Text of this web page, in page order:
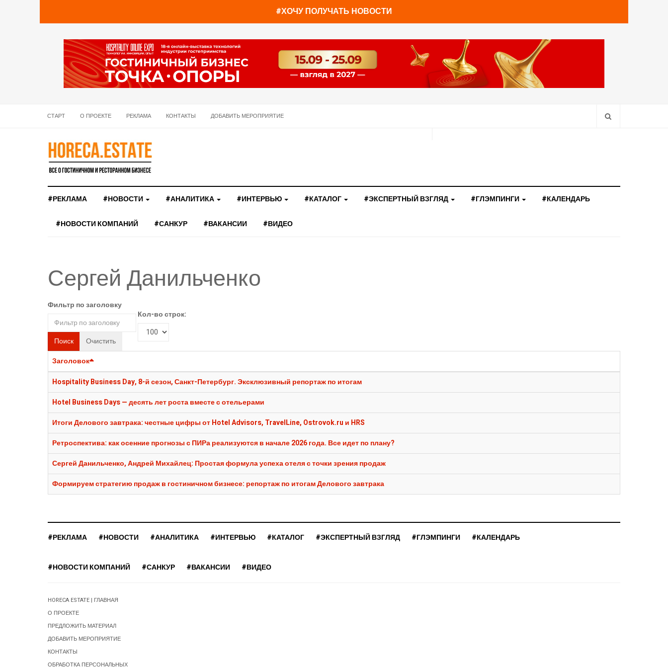
#ХОЧУ ПОЛУЧАТЬ НОВОСТИ
СТАРТ О ПРОЕКТЕ РЕКЛАМА КОНТАКТЫ ДОБАВИТЬ МЕРОПРИЯТИЕ
#РЕКЛАМА #НОВОСТИ #АНАЛИТИКА #ИНТЕРВЬЮ #КАТАЛОГ #ЭКСПЕРТНЫЙ ВЗГЛЯД #ГЛЭМПИНГИ #КАЛЕНДАРЬ
#НОВОСТИ КОМПАНИЙ #САНКУР #ВАКАНСИИ #ВИДЕО
Сергей Данильченко
Фильтр по заголовку
Поиск Очистить
Кол-во строк:
Заголовок
Hospitality Business Day, 8-й сезон, Санкт-Петербург. Эксклюзивный репортаж по итогам
Hotel Business Days — десять лет роста вместе с отельерами
Итоги Делового завтрака: честные цифры от Hotel Advisors, TravelLine, Ostrovok.ru и HRS
Ретроспектива: как осенние прогнозы с ПИРа реализуются в начале 2026 года. Все идет по плану?
Сергей Данильченко, Андрей Михайлец: Простая формула успеха отеля с точки зрения продаж
Формируем стратегию продаж в гостиничном бизнесе: репортаж по итогам Делового завтрака
#РЕКЛАМА #НОВОСТИ #АНАЛИТИКА #ИНТЕРВЬЮ #КАТАЛОГ #ЭКСПЕРТНЫЙ ВЗГЛЯД #ГЛЭМПИНГИ #КАЛЕНДАРЬ
#НОВОСТИ КОМПАНИЙ #САНКУР #ВАКАНСИИ #ВИДЕО
HORECA ESTATE | ГЛАВНАЯ
О ПРОЕКТЕ
ПРЕДЛОЖИТЬ МАТЕРИАЛ
ДОБАВИТЬ МЕРОПРИЯТИЕ
КОНТАКТЫ
ОБРАБОТКА ПЕРСОНАЛЬНЫХ